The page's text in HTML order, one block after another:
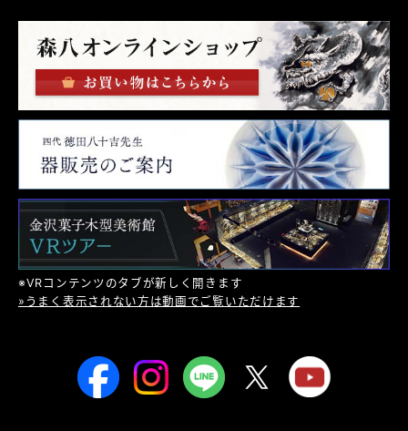
※VRコンテンツのタブが新しく開きます
»うまく表示されない方は動画でご覧いただけます